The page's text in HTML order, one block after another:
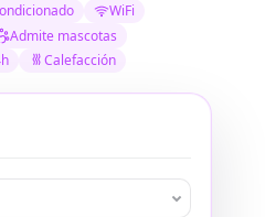
WiFi
Admite mascotas
Calefacción